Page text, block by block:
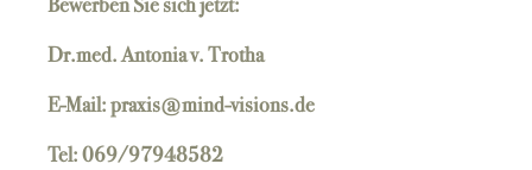
Dr.med. Antonia v. Trotha
E-Mail: praxis@mind-visions.de
Tel: 069/97948582